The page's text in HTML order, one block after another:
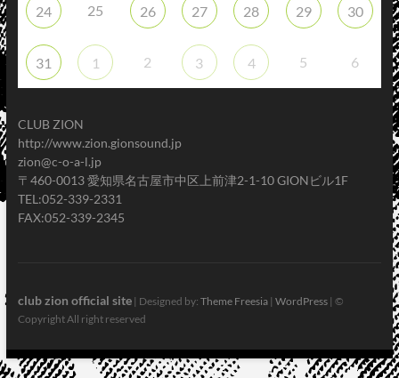
24 25 26 27 28 29 30
31 1 2 3 4 5 6
CLUB ZION
http://www.zion.gionsound.jp
zion@c-o-a-l.jp
〒460-0013 愛知県名古屋市中区上前津2-1-10 GIONビル1F
TEL:052-339-2331
FAX:052-339-2345
club zion official site| Designed by: Theme Freesia| WordPress| ©
Copyright All right reserved